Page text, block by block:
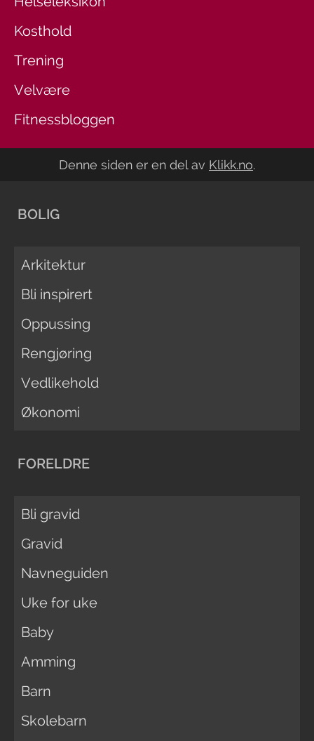
Kosthold
Trening
Velvære
Fitnessbloggen
Denne siden er en del av Klikk.no.
BOLIG
Arkitektur
Bli inspirert
Oppussing
Rengjøring
Vedlikehold
Økonomi
FORELDRE
Bli gravid
Gravid
Navneguiden
Uke for uke
Baby
Amming
Barn
Skolebarn